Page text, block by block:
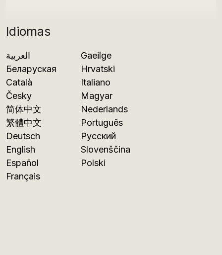
Idiomas
العربية
Беларуская
Català
Česky
简体中文
繁體中文
Deutsch
English
Español
Français
Gaeilge
Hrvatski
Italiano
Magyar
Nederlands
Português
Русский
Slovenščina
Polski